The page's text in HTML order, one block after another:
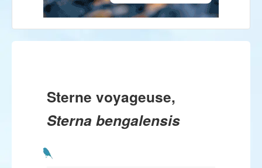
Sterne voyageuse,
Sterna bengalensis